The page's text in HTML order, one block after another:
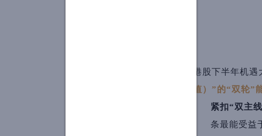
港股下半年机
值）”的“双轮”
紧扣“双主
条最能受益